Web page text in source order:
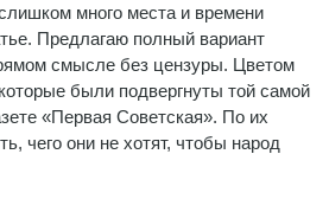
много места и времени
Предлагаю полный вариант
смысле без цензуры. Цветом
были подвергнуты той самой
«Первая Советская». По их
чего они не хотят, чтобы народ